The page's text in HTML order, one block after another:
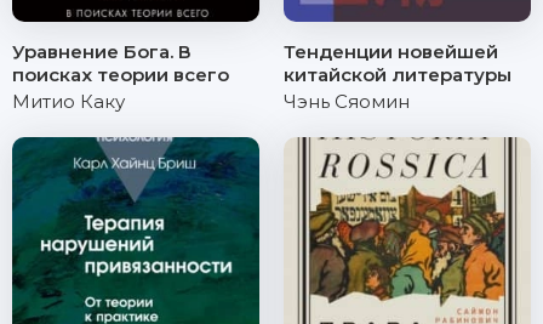
Уравнение Бога. В
поисках теории всего
Митио Каку
Тенденции новейшей
китайской литературы
Чэнь Сяомин